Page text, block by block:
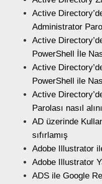
Active
Administrator
Active
PowerShell İle
Active
PowerShell ile
Active
Parolası nasıl
AD üzerinde
sıfırlamış
Adobe Illustrator
Adobe Illustrator
ADS ile Google